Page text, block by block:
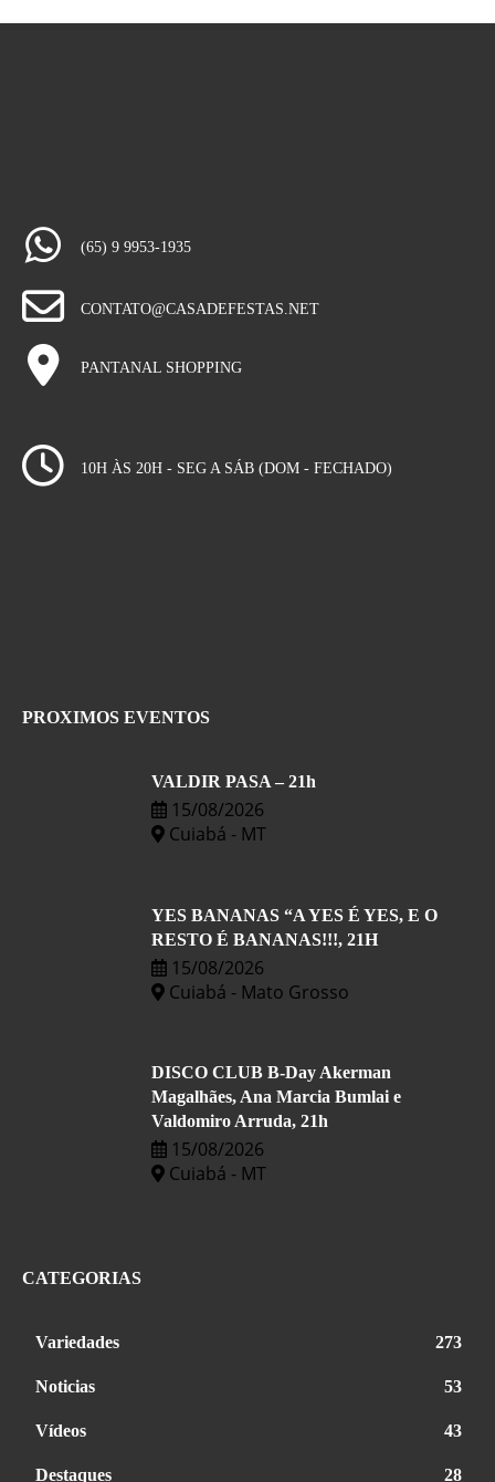
(65) 9 9953-1935
CONTATO@CASADEFESTAS.NET
PANTANAL SHOPPING
10H ÀS 20H - SEG A SÁB (DOM - FECHADO)
PROXIMOS EVENTOS
VALDIR PASA – 21h
15/08/2026
Cuiabá - MT
YES BANANAS “A YES É YES, E O
RESTO É BANANAS!!!, 21H
15/08/2026
Cuiabá - Mato Grosso
DISCO CLUB B-Day Akerman
Magalhães, Ana Marcia Bumlai e
Valdomiro Arruda, 21h
15/08/2026
Cuiabá - MT
CATEGORIAS
Variedades 273
Noticias 53
Vídeos 43
Destaques 28